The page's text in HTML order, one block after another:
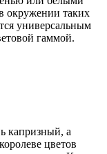
окружении таких
универсальным
гаммой.
капризный, а
цветов